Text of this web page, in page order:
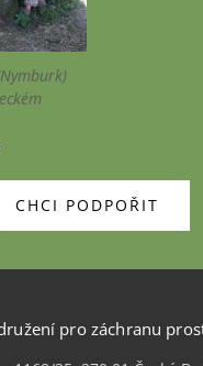
CHCI PODPOŘIT
pro záchranu